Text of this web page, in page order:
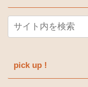
pick up !